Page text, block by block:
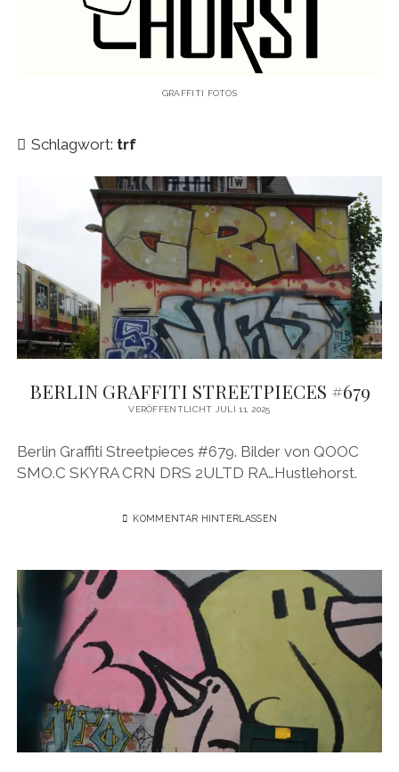
KAUGUMMIAUTOMATEN
TAGS
HAMBURG
LEIPZIG
HANNOVER
AMSTERDAM
WANDERTAG Menü
öffnen
WANDERTAG HAMBURG
WANDERTAG LEIPZIG
WANDERTAG ROSTOCK
KOLBERG
BELGRAD
GRAFFITI FOTOS
Schlagwort: trf
BERLIN GRAFFITI STREETPIECES #679
VERÖFFENTLICHT JULI 11, 2025
Berlin Graffiti Streetpieces #679. Bilder von QOOC
SMO.C SKYRA CRN DRS 2ULTD RA…Hustlehorst.
KOMMENTAR HINTERLASSEN